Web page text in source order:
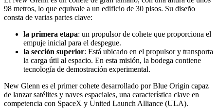
98 metros, lo que equivale a un edificio de 30 pisos. Su diseño
consta de varias partes clave:
la primera etapa: un propulsor de cohete que proporciona el
empuje inicial para el despegue.
la sección superior: Está ubicado en el propulsor y transporta
la carga útil al espacio. En esta misión, la bodega contiene
tecnología de demostración experimental.
New Glenn es el primer cohete desarrollado por Blue Origin capaz
de lanzar satélites y naves espaciales, una característica clave en
competencia con SpaceX y United Launch Alliance (ULA).